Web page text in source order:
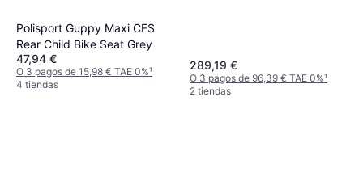
Polisport Guppy Maxi CFS
Rear Child Bike Seat Grey
47,94 €
O 3 pagos de 15,98 € TAE 0%¹
4 tiendas
289,19 €
O 3 pagos de 96,39 € TAE 0%¹
2 tiendas